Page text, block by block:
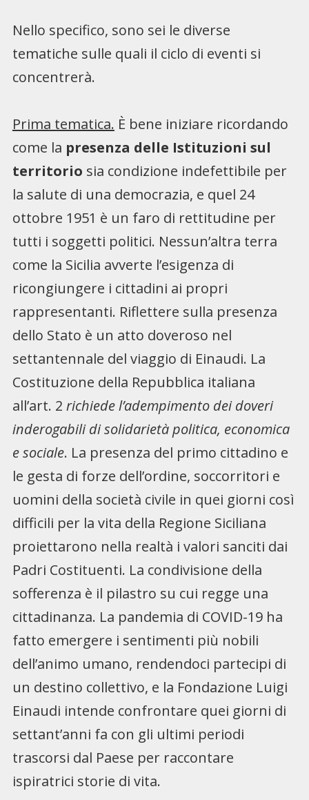
Nello specifico, sono sei le diverse
tematiche sulle quali il ciclo di eventi si
concentrerà.
Prima tematica. È bene iniziare ricordando
come la presenza delle Istituzioni sul
territorio sia condizione indefettibile per
la salute di una democrazia, e quel 24
ottobre 1951 è un faro di rettitudine per
tutti i soggetti politici. Nessun’altra terra
come la Sicilia avverte l’esigenza di
ricongiungere i cittadini ai propri
rappresentanti. Riflettere sulla presenza
dello Stato è un atto doveroso nel
settantennale del viaggio di Einaudi. La
Costituzione della Repubblica italiana
all’art. 2 richiede l’adempimento dei doveri
inderogabili di solidarietà politica, economica
e sociale. La presenza del primo cittadino e
le gesta di forze dell’ordine, soccorritori e
uomini della società civile in quei giorni così
difficili per la vita della Regione Siciliana
proiettarono nella realtà i valori sanciti dai
Padri Costituenti. La condivisione della
sofferenza è il pilastro su cui regge una
cittadinanza. La pandemia di COVID-19 ha
fatto emergere i sentimenti più nobili
dell’animo umano, rendendoci partecipi di
un destino collettivo, e la Fondazione Luigi
Einaudi intende confrontare quei giorni di
settant’anni fa con gli ultimi periodi
trascorsi dal Paese per raccontare
ispiratrici storie di vita.